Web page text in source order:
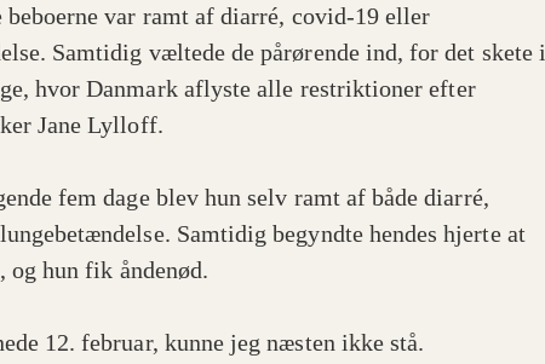
beboerne var ramt af diarré, covid-19 eller
Samtidig væltede de pårørende ind, for det skete i
hvor Danmark aflyste alle restriktioner efter
Jane Lylloff.
fem dage blev hun selv ramt af både diarré,
Samtidig begyndte hendes hjerte at
og hun fik åndenød.
12. februar, kunne jeg næsten ikke stå.